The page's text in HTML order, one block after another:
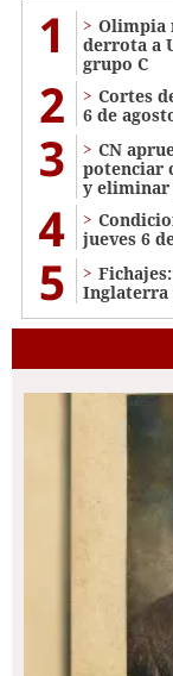
1
Olimpia
derrota a
grupo C
2
Cortes
6 de
3
CN
potenciar
y eliminar
4
jueves 6
5
Inglaterra